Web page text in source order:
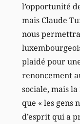
l’opportunité
mais Claude
nous
plaidé pour
renoncement
sociale, mais
que « les gens
d’esprit qui a